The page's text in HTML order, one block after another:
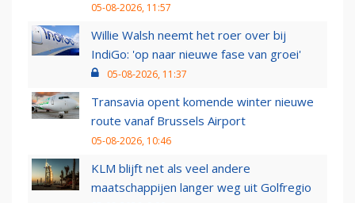
05-08-2026, 11:57
Willie Walsh neemt het roer over bij
IndiGo: 'op naar nieuwe fase van groei'
05-08-2026, 11:37
Transavia opent komende winter nieuwe
route vanaf Brussels Airport
05-08-2026, 10:46
KLM blijft net als veel andere
maatschappijen langer weg uit Golfregio